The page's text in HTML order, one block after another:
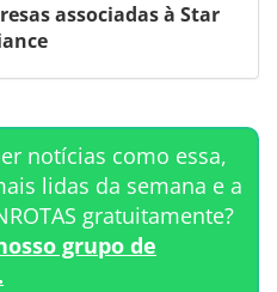
associadas à Star
notícias como essa,
lidas da semana e a
gratuitamente?
grupo de